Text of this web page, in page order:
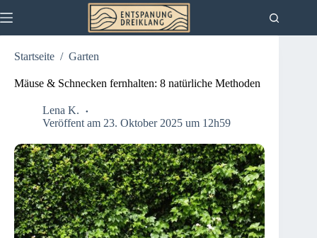
Inhalt
Startseite / Garten
Mäuse & Schnecken fernhalten: 8 natürliche Methoden
Lena K.
Veröffent am 23. Oktober 2025 um 12h59